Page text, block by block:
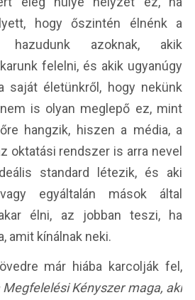
hogy őszintén élnénk a
hazudunk azoknak, akik
felelni, és akik ugyanúgy
saját életünkről, hogy nekünk
is olyan meglepő ez, mint
hangzik, hiszen a média, a
oktatási rendszer is arra nevel
standard létezik, és aki
egyáltalán mások által
élni, az jobban teszi, ha
amit kínálnak neki.
már hiába karcolják fel,
Megfelelési Kényszer maga, aki